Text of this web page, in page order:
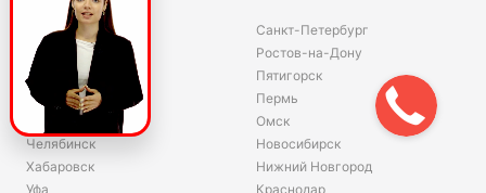
Склады
Владивосток
Екатеринбург
Красноярск
Волгоград
Челябинск
Хабаровск
Уфа
Санкт-Петербург
Ростов-на-Дону
Пятигорск
Пермь
Омск
Новосибирск
Нижний Новгород
Краснодар